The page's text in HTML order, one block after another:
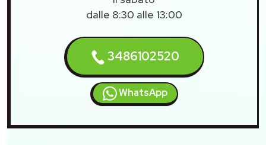
dalle 8:30 alle 13:00
3486102520
WhatsApp